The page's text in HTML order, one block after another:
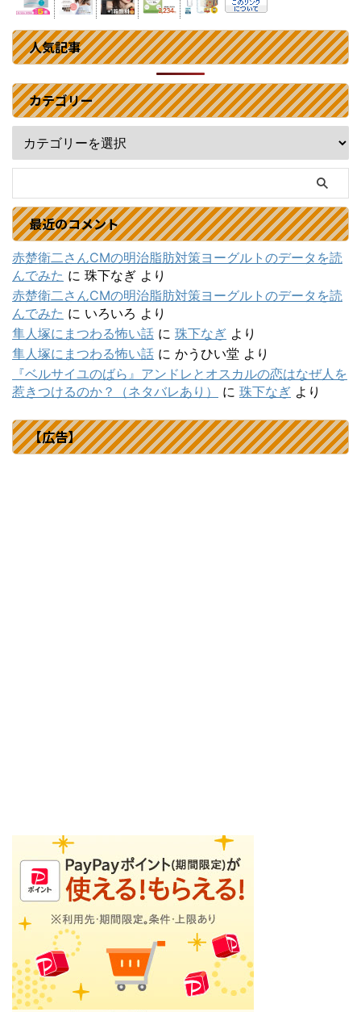
人気記事
カテゴリー
最近のコメント
赤楚衛二さんCMの明治脂肪対策ヨーグルトのデータを読
んでみた に 珠下なぎ より
赤楚衛二さんCMの明治脂肪対策ヨーグルトのデータを読
んでみた に いろいろ より
隼人塚にまつわる怖い話 に 珠下なぎ より
隼人塚にまつわる怖い話 に かうひい堂 より
『ベルサイユのばら』アンドレとオスカルの恋はなぜ人を
惹きつけるのか？（ネタバレあり）
に 珠下なぎ より
【広告】